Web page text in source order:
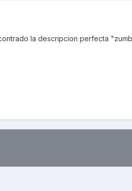
la descripcion perfecta